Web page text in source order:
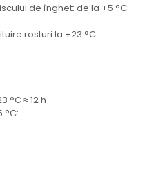
de înghet: de la +5 °C
rosturi la +23 °C:
°C ≈ 12 h
°C: